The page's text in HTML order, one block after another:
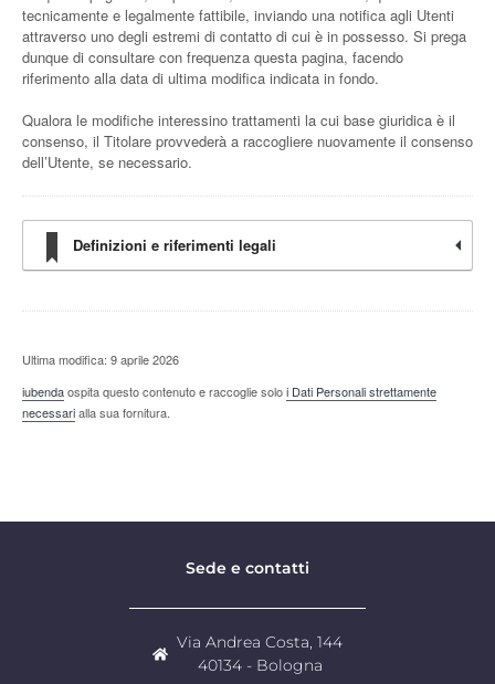
tecnicamente e legalmente fattibile, inviando una notifica agli Utenti
attraverso uno degli estremi di contatto di cui è in possesso. Si prega
dunque di consultare con frequenza questa pagina, facendo
riferimento alla data di ultima modifica indicata in fondo.
Qualora le modifiche interessino trattamenti la cui base giuridica è il
consenso, il Titolare provvederà a raccogliere nuovamente il consenso
dell’Utente, se necessario.
Definizioni e riferimenti legali
Ultima modifica: 9 aprile 2026
iubendaospita questo contenuto e raccoglie soloi Dati Personali strettamente
necessarialla sua fornitura.
Sede e contatti
Via Andrea Costa, 144
40134 - Bologna